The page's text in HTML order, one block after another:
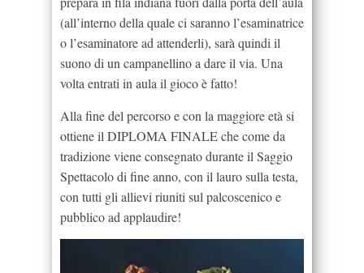
(all’interno della quale ci saranno l’esaminatrice
o l’esaminatore ad attenderli), sarà quindi il
suono di un campanellino a dare il via. Una
volta entrati in aula il gioco è fatto!
Alla fine del percorso e con la maggiore età si
ottiene il DIPLOMA FINALE che come da
tradizione viene consegnato durante il Saggio
Spettacolo di fine anno, con il lauro sulla testa,
con tutti gli allievi riuniti sul palcoscenico e
pubblico ad applaudire!